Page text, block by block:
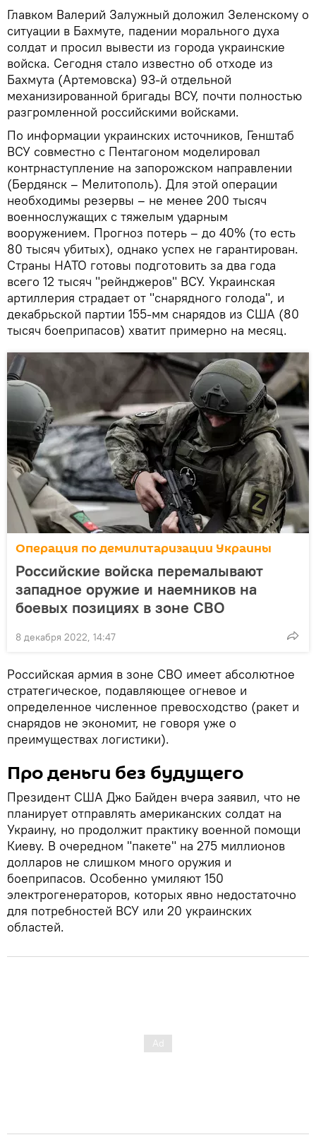
Главком Валерий Залужный доложил Зеленскому о
ситуации в Бахмуте, падении морального духа
солдат и просил вывести из города украинские
войска. Сегодня стало известно об отходе из
Бахмута (Артемовска) 93-й отдельной
механизированной бригады ВСУ, почти полностью
разгромленной российскими войсками.
По информации украинских источников, Генштаб
ВСУ совместно с Пентагоном моделировал
контрнаступление на запорожском направлении
(Бердянск – Мелитополь). Для этой операции
необходимы резервы – не менее 200 тысяч
военнослужащих с тяжелым ударным
вооружением. Прогноз потерь – до 40% (то есть
80 тысяч убитых), однако успех не гарантирован.
Страны НАТО готовы подготовить за два года
всего 12 тысяч "рейнджеров" ВСУ. Украинская
артиллерия страдает от "снарядного голода", и
декабрьской партии 155-мм снарядов из США (80
тысяч боеприпасов) хватит примерно на месяц.
Операция по демилитаризации Украины
Российские войска перемалывают
западное оружие и наемников на
боевых позициях в зоне СВО
8 декабря 2022, 14:47
Российская армия в зоне СВО имеет абсолютное
стратегическое, подавляющее огневое и
определенное численное превосходство (ракет и
снарядов не экономит, не говоря уже о
преимуществах логистики).
Про деньги без будущего
Президент США Джо Байден вчера заявил, что не
планирует отправлять американских солдат на
Украину, но продолжит практику военной помощи
Киеву. В очередном "пакете" на 275 миллионов
долларов не слишком много оружия и
боеприпасов. Особенно умиляют 150
электрогенераторов, которых явно недостаточно
для потребностей ВСУ или 20 украинских
областей.